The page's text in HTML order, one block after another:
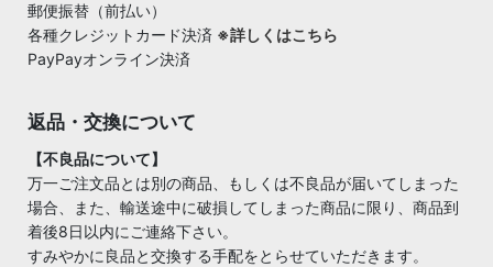
郵便振替（前払い）
各種クレジットカード決済 ※詳しくはこちら
PayPayオンライン決済
返品・交換について
【不良品について】
万一ご注文品とは別の商品、もしくは不良品が届いてしまった
場合、また、輸送途中に破損してしまった商品に限り、商品到
着後8日以内にご連絡下さい。
すみやかに良品と交換する手配をとらせていただきます。